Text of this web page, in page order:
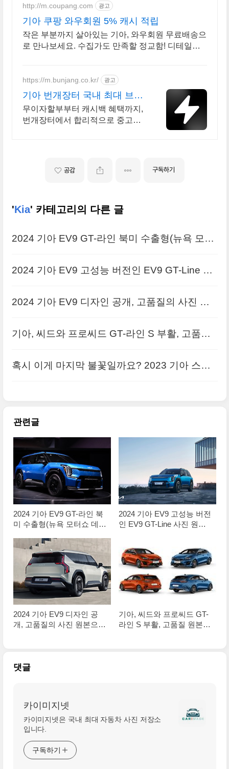
http://m.coupang.com 광고
기아 쿠팡 와우회원 5% 캐시 적립
작은 부분까지 살아있는 기아, 와우회원 무료배송으
로 만나보세요. 수집가도 만족할 정교함! 디테일한
https://m.bunjang.co.kr/ 광고
기아 번개장터 국내 최대 브랜
드 중고거래
무이자할부부터 캐시백 혜택까지,
번개장터에서 합리적으로 중고거
공감 구독하기
'Kia' 카테고리의 다른 글
2024 기아 EV9 GT-라인 북미 수출형(뉴욕 모터
2024 기아 EV9 고성능 버전인 EV9 GT-Line 사
2024 기아 EV9 디자인 공개, 고품질의 사진 원
기아, 씨드와 프로씨드 GT-라인 S 부활, 고품질
혹시 이게 마지막 불꽃일까요? 2023 기아 스팅
관련글
2024 기아 EV9 GT-라인 북
미 수출형(뉴욕 모터쇼 데
2024 기아 EV9 고성능 버전
인 EV9 GT-Line 사진 원본
2024 기아 EV9 디자인 공
개, 고품질의 사진 원본으로
기아, 씨드와 프로씨드 GT-
라인 S 부활, 고품질 원본
댓글
카이미지넷
카이미지넷은 국내 최대 자동차 사진 저장소
입니다.
구독하기